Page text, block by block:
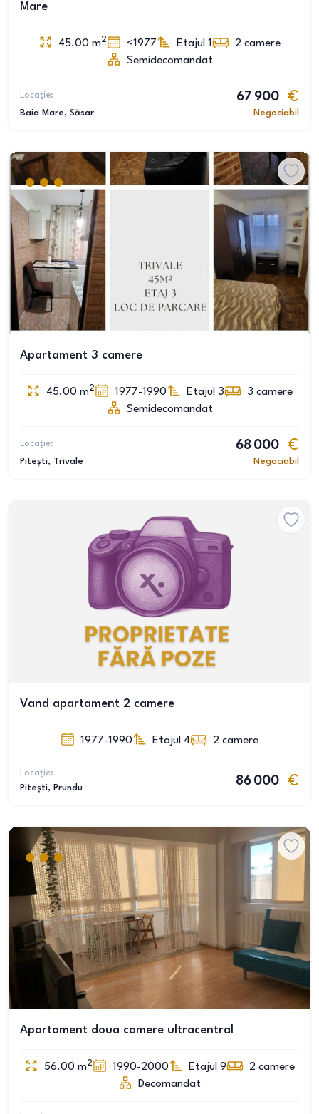
Mare
45.00 m2 <1977 Etajul 1 2 camere
Semidecomandat
Locație:
Baia Mare, Săsar
67 900
Negociabil
Apartament 3 camere
45.00 m2 1977-1990 Etajul 3 3 camere
Semidecomandat
Locație:
Pitești, Trivale
68 000
Negociabil
Vand apartament 2 camere
1977-1990 Etajul 4 2 camere
Locație:
Pitești, Prundu
86 000
Apartament doua camere ultracentral
56.00 m2 1990-2000 Etajul 9 2 camere
Decomandat